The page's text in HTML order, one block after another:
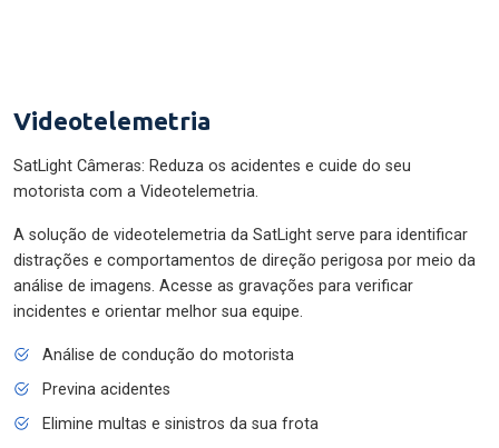
Videotelemetria
SatLight Câmeras: Reduza os acidentes e cuide do seu
motorista com a Videotelemetria.
A solução de videotelemetria da SatLight serve para identificar
distrações e comportamentos de direção perigosa por meio da
análise de imagens. Acesse as gravações para verificar
incidentes e orientar melhor sua equipe.
Análise de condução do motorista
Previna acidentes
Elimine multas e sinistros da sua frota